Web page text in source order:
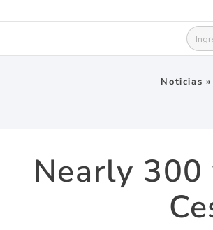
Noticias »
Nearly